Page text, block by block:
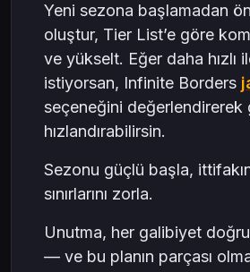
Yeni sezona başlamadan
oluştur, Tier List’e göre
ve yükselt. Eğer daha hızlı
istiyorsan, Infinite Borders
seçeneğini değerlendirerek
hızlandırabilirsin.
Sezonu güçlü başla,
sınırlarını zorla.
Unutma, her galibiyet
— ve bu planın parçası